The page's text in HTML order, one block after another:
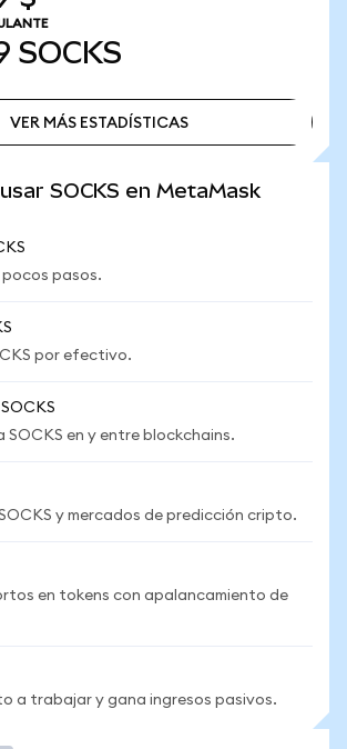
SOCKS
VER MÁS ESTADÍSTICAS
SOCKS en MetaMask
pocos pasos.
por efectivo.
SOCKS en y entre blockchains.
y mercados de predicción cripto.
en tokens con apalancamiento de
a trabajar y gana ingresos pasivos.